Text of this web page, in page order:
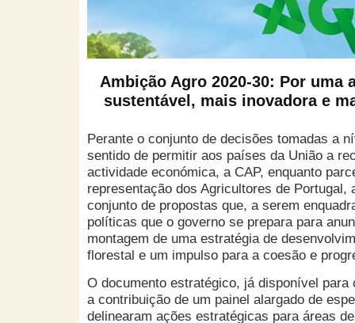
Ambição Agro 2020-30: Por uma
sustentável, mais inovadora e
Perante o conjunto de decisões tomadas a
sentido de permitir aos países da União a
actividade económica, a CAP, enquanto
representação dos Agricultores de Portugal,
conjunto de propostas que, a serem
políticas que o governo se prepara para
montagem de uma estratégia de
florestal e um impulso para a coesão e
O documento estratégico, já disponível para
a contribuição de um painel alargado de
delinearam ações estratégicas para áreas